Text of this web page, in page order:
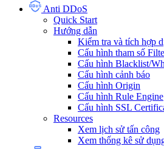
Anti DDoS
Quick Start
Hướng dẫn
Kiểm tra và tích hợp
Cấu hình tham số
Cấu hình Blacklist/
Cấu hình cảnh báo
Cấu hình Origin
Cấu hình Rule Engine
Cấu hình SSL
Resources
Xem lịch sử tấn công
Xem thống kê sử